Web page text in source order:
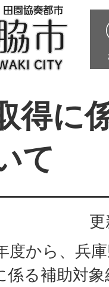
得に
て
度から、兵
る補助対